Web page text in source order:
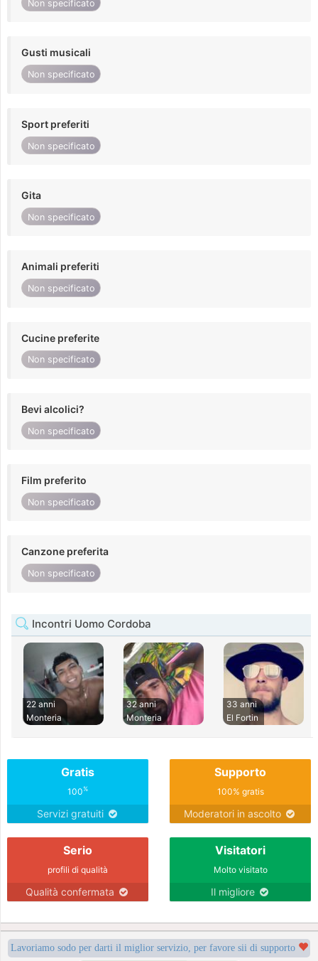
Non specificato
Gusti musicali
Non specificato
Sport preferiti
Non specificato
Gita
Non specificato
Animali preferiti
Non specificato
Cucine preferite
Non specificato
Bevi alcolici?
Non specificato
Film preferito
Non specificato
Canzone preferita
Non specificato
Incontri Uomo Cordoba
22 anni
Monteria
32 anni
Monteria
33 anni
El Fortin
Gratis
100%
Servizi gratuiti
Supporto
100% gratis
Moderatori in ascolto
Serio
profili di qualità
Qualità confermata
Visitatori
Molto visitato
Il migliore
Lavoriamo sodo per darti il miglior servizio, per favore sii di supporto